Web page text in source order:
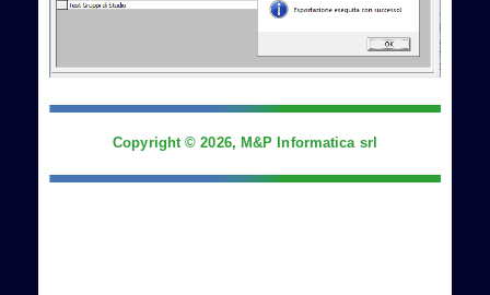
Copyright © 2026, M&P Informatica srl